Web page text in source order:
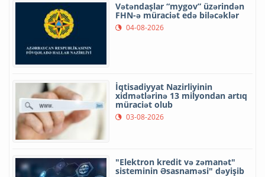
Vətəndaşlar “mygov” üzərindən
FHN-ə müraciət edə biləcəklər
04-08-2026
İqtisadiyyat Nazirliyinin
xidmətlərinə 13 milyondan artıq
müraciət olub
03-08-2026
"Elektron kredit və zəmanət"
sisteminin Əsasnaməsi" dəyişib